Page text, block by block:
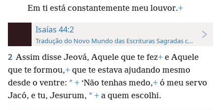
Em ti está constantemente meu louvor.+
Isaías 44:2
Tradução do Novo Mundo das Escrituras Sagradas com
2 Assim disse Jeová, Aquele que te fez+ e Aquele
que te formou,+ que te estava ajudando mesmo
desde o ventre: * + ‘Não tenhas medo,+ ó meu servo
Jacó, e tu, Jesurum, * + a quem escolhi.